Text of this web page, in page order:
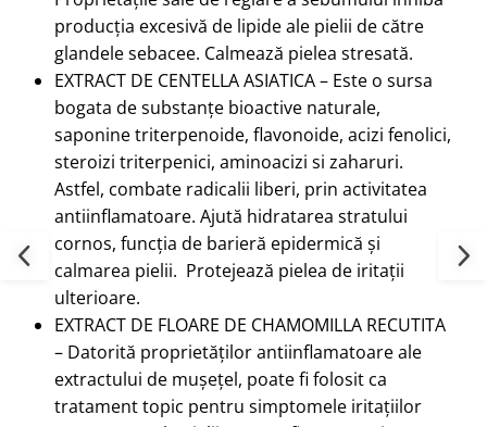
producția excesivă de lipide ale pielii de către
glandele sebacee. Calmează pielea stresată.
EXTRACT DE CENTELLA ASIATICA – Este o sursa
bogata de substanțe bioactive naturale,
saponine triterpenoide, flavonoide, acizi fenolici,
steroizi triterpenici, aminoacizi si zaharuri.
Astfel, combate radicalii liberi, prin activitatea
antiinflamatoare. Ajută hidratarea stratului
cornos, funcția de barieră epidermică și
calmarea pielii. Protejează pielea de iritații
ulterioare.
EXTRACT DE FLOARE DE CHAMOMILLA RECUTITA
– Datorită proprietăților antiinflamatoare ale
extractului de mușețel, poate fi folosit ca
tratament topic pentru simptomele iritațiilor